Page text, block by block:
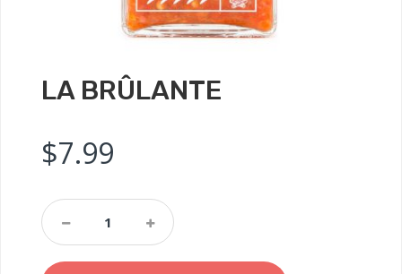
LA BRÛLANTE
$7.99